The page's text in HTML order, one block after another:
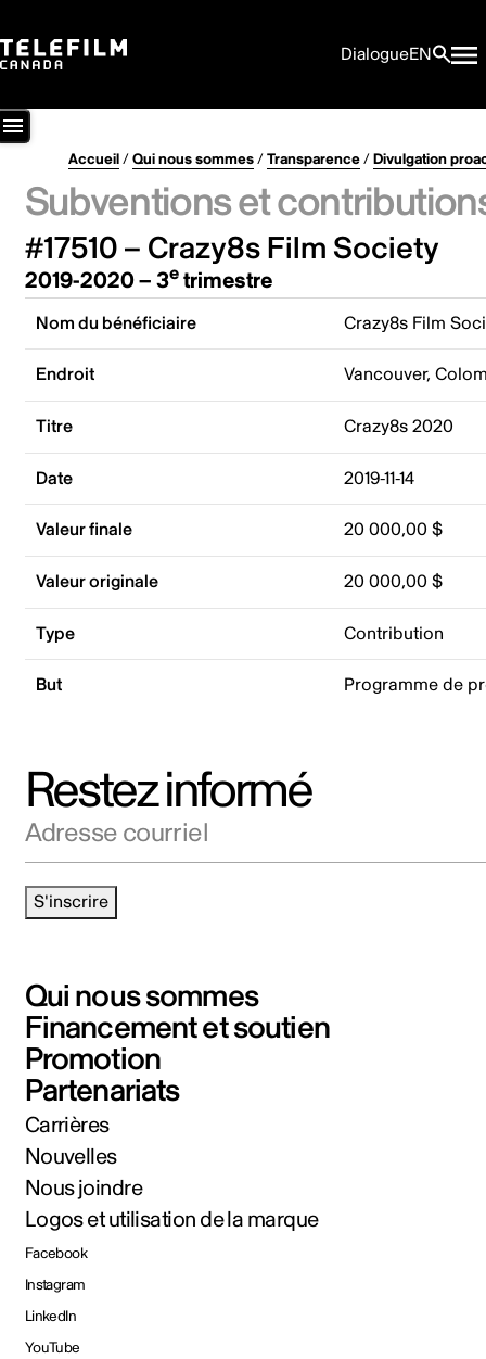
DialogueEN
Accueil/Qui nous sommes/Transparence/Divulgation
Subventions et
#17510 – Crazy8s Film Society
2019-2020 – 3etrimestre
Nom du bénéficiaire Crazy8s Film
Endroit Vancouver,
Titre Crazy8s 2020
Date 2019-11-14
Valeur finale 20 000,00 $
Valeur originale 20 000,00 $
Type Contribution
But Programme de
Restez informé
S'inscrire
Qui nous sommes
Financement et soutien
Promotion
Partenariats
Carrières
Nouvelles
Nous joindre
Logos et utilisation de la marque
Facebook
Instagram
LinkedIn
YouTube